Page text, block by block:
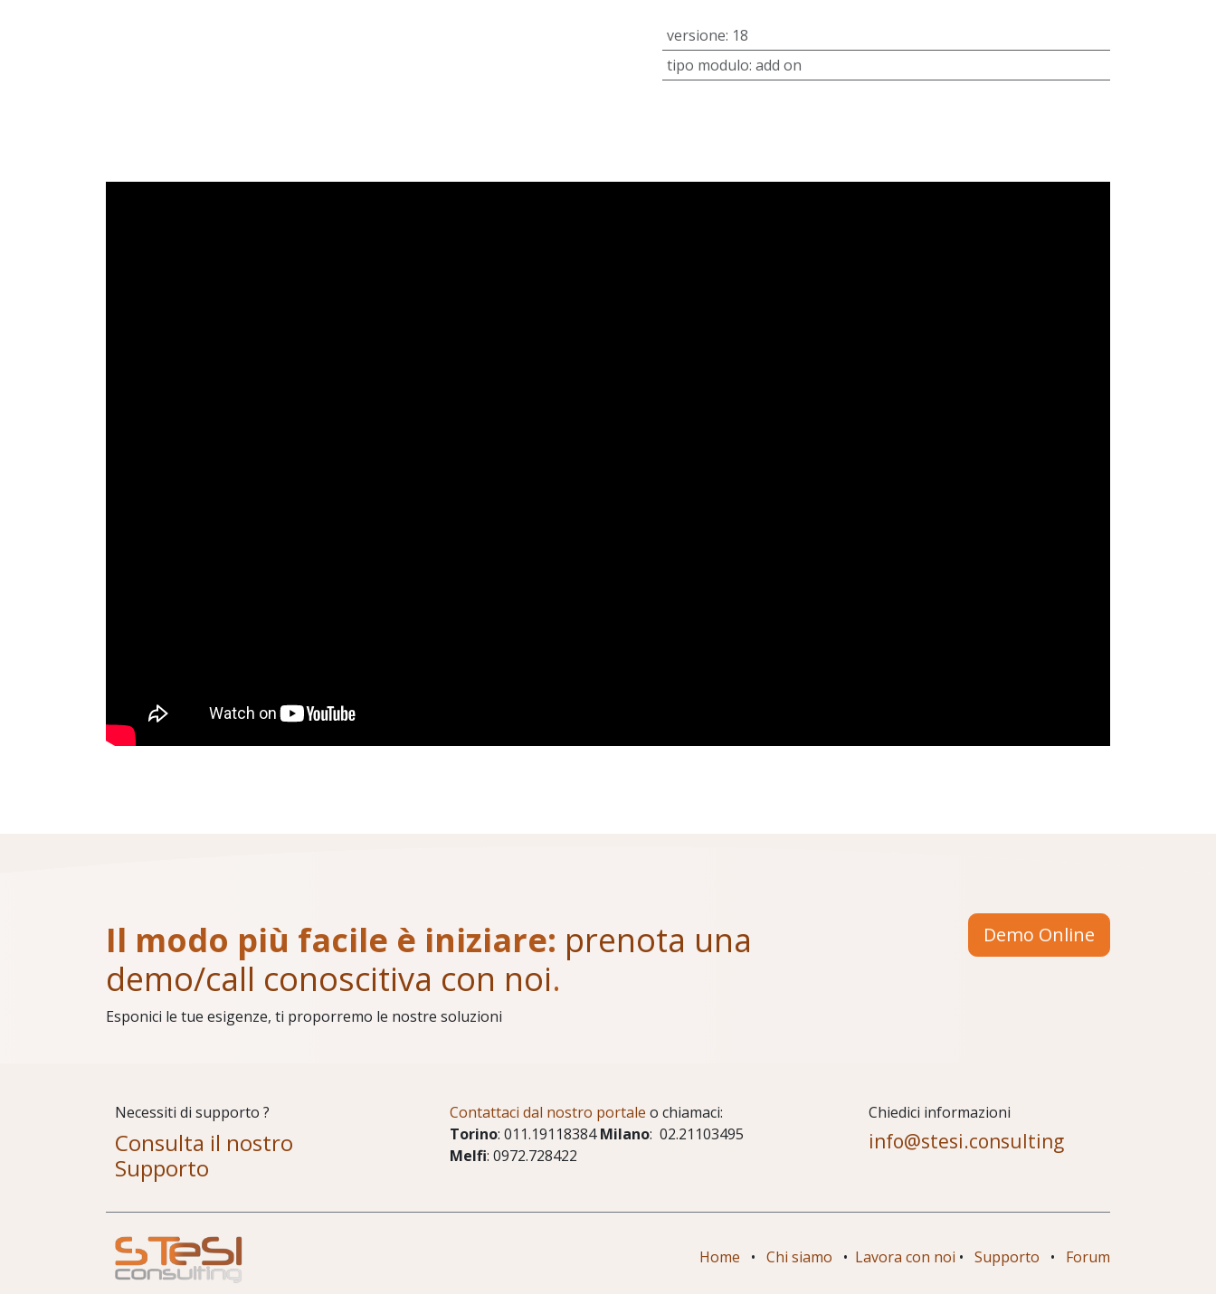
versione: 18
tipo modulo: add on
Il modo più facile è iniziare: prenota una
demo/call conoscitiva con noi.
Esponici le tue esigenze, ti proporremo le nostre soluzioni
Demo Online
Necessiti di supporto ?
Consulta il nostro
Supporto
Chiedici informazioni
info@stesi.consulting
Contattaci dal nostro portale o chiamaci:
Torino: 011.19118384Milano: 02.21103495
Melfi: 0972.728422
Home • Chi siamo • Lavora con noi • Supporto • Forum